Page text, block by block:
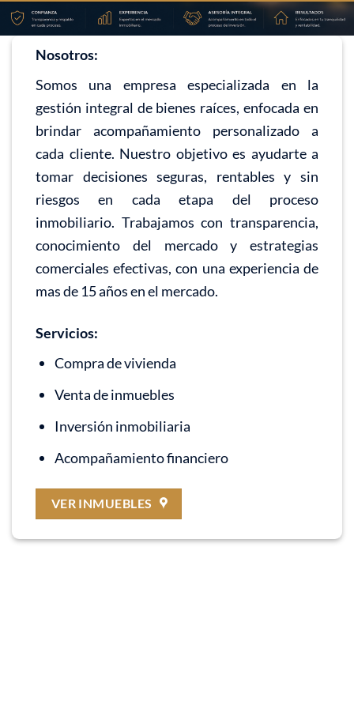
Nosotros:
Somos una empresa especializada en la
gestión integral de bienes raíces, enfocada en
brindar acompañamiento personalizado a
cada cliente. Nuestro objetivo es ayudarte a
tomar decisiones seguras, rentables y sin
riesgos en cada etapa del proceso
inmobiliario. Trabajamos con transparencia,
conocimiento del mercado y estrategias
comerciales efectivas, con una experiencia de
mas de 15 años en el mercado.
Servicios:
Compra de vivienda
Venta de inmuebles
Inversión inmobiliaria
Acompañamiento financiero
VER INMUEBLES